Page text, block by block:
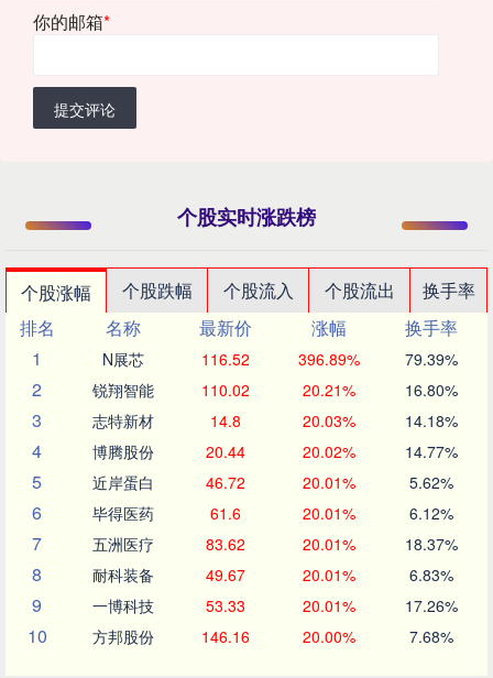
你的邮箱*
提交评论
个股实时涨跌榜
个股涨幅 个股跌幅 个股流入 个股流出
换手率
排名
名称 最新价 涨幅
换手率
1
N展芯 116.52 396.89% 79.39%
2 锐翔智能 110.02 20.21% 16.80%
3 志特新材 14.8 20.03% 14.18%
4 博腾股份 20.44 20.02% 14.77%
5 近岸蛋白 46.72 20.01% 5.62%
6 毕得医药 61.6 20.01% 6.12%
7 五洲医疗 83.62 20.01% 18.37%
8 耐科装备 49.67 20.01% 6.83%
9 一博科技 53.33 20.01% 17.26%
10 方邦股份 146.16 20.00% 7.68%